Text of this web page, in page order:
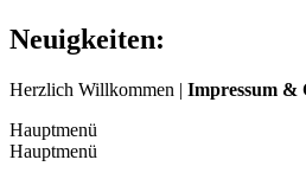
Neuigkeiten:
Herzlich Willkommen | Impressum &
Hauptmenü
Hauptmenü
Bastian:
🔴 LIVE 🌋 Erdbeben:
Campi Flegrei